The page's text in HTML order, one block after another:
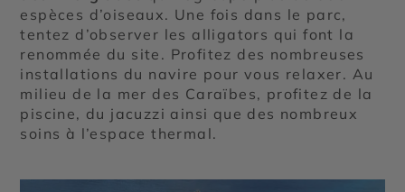
espèces d’oiseaux. Une fois dans le parc,
tentez d’observer les alligators qui font la
renommée du site. Profitez des nombreuses
installations du navire pour vous relaxer. Au
milieu de la mer des Caraïbes, profitez de la
piscine, du jacuzzi ainsi que des nombreux
soins à l’espace thermal.